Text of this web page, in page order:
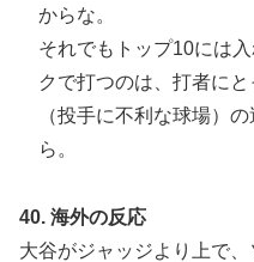
からな。
それでもトップ10には
クで打つのは、打者に
（投手に不利な球場）
ら。
40. 海外の反応
大谷がジャッジより上で